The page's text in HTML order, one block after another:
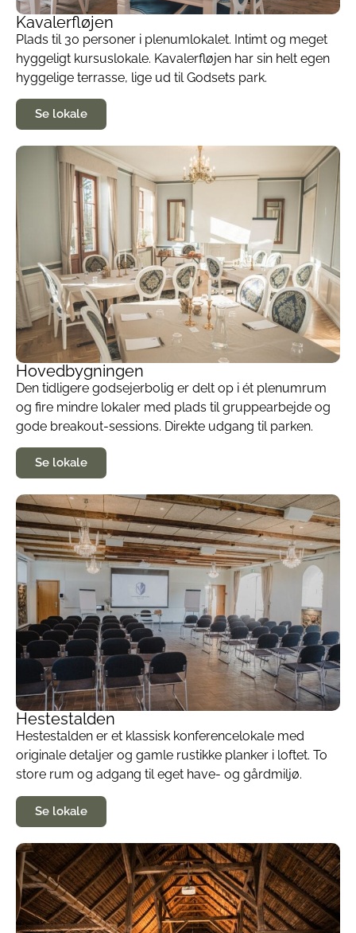
Kavalerfløjen
Plads til 30 personer i plenumlokalet. Intimt og meget
hyggeligt kursuslokale. Kavalerfløjen har sin helt egen
hyggelige terrasse, lige ud til Godsets park.
Se lokale
Hovedbygningen
Den tidligere godsejerbolig er delt op i ét plenumrum
og fire mindre lokaler med plads til gruppearbejde og
gode breakout-sessions. Direkte udgang til parken.
Se lokale
Hestestalden
Hestestalden er et klassisk konferencelokale med
originale detaljer og gamle rustikke planker i loftet. To
store rum og adgang til eget have- og gårdmiljø.
Se lokale